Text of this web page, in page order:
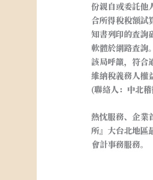
份親自或委託他
合所得稅稅額試
知書列印的查詢
軟體於網路查詢
該局呼籲，符合
維納稅義務人權
(聯絡人：中北
熱忱服務、企業
所』大台北地區
會計事務服務。